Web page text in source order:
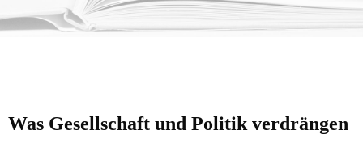
Was Gesellschaft und Politik verdrängen